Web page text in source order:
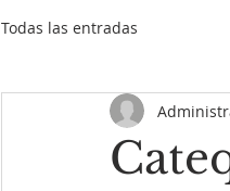
Todas las entradas